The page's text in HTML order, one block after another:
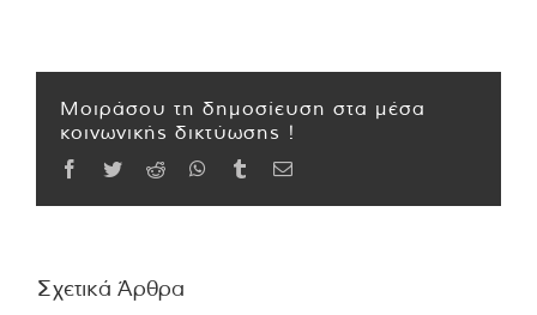
Μοιράσου τη δημοσίευση στα μέσα
κοινωνικής δικτύωσης !
Facebook
TwitterReddit WhatsApp
TumblrEmail
Σχετικά Άρθρα